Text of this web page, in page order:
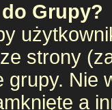
Grupy?
strony
grupy. Nie
a